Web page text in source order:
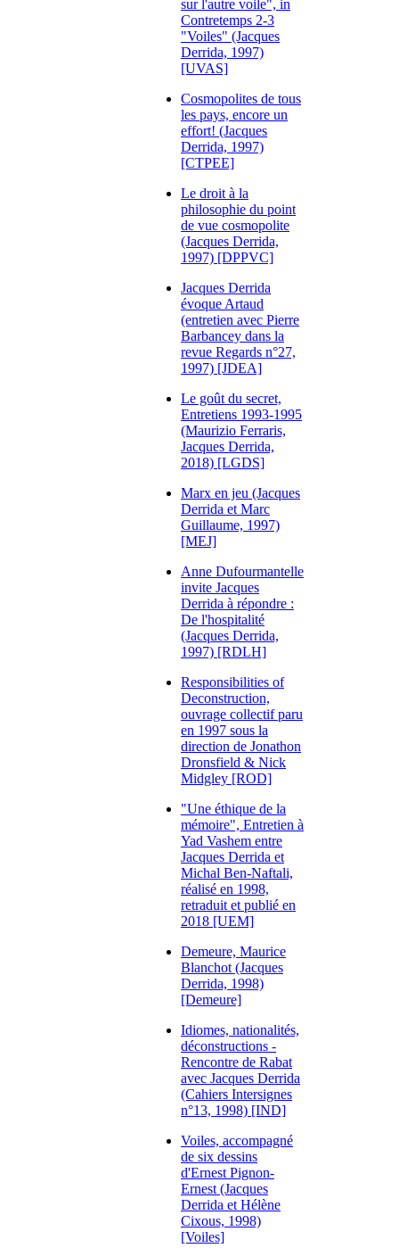
sur l'autre voile", in
Contretemps 2-3
"Voiles" (Jacques
Derrida, 1997)
[UVAS]
Cosmopolites de tous
les pays, encore un
effort! (Jacques
Derrida, 1997)
[CTPEE]
Le droit à la
philosophie du point
de vue cosmopolite
(Jacques Derrida,
1997) [DPPVC]
Jacques Derrida
évoque Artaud
(entretien avec Pierre
Barbancey dans la
revue Regards n°27,
1997) [JDEA]
Le goût du secret,
Entretiens 1993-1995
(Maurizio Ferraris,
Jacques Derrida,
2018) [LGDS]
Marx en jeu (Jacques
Derrida et Marc
Guillaume, 1997)
[MEJ]
Anne Dufourmantelle
invite Jacques
Derrida à répondre :
De l'hospitalité
(Jacques Derrida,
1997) [RDLH]
Responsibilities of
Deconstruction,
ouvrage collectif paru
en 1997 sous la
direction de Jonathon
Dronsfield & Nick
Midgley [ROD]
"Une éthique de la
mémoire", Entretien à
Yad Vashem entre
Jacques Derrida et
Michal Ben-Naftali,
réalisé en 1998,
retraduit et publié en
2018 [UEM]
Demeure, Maurice
Blanchot (Jacques
Derrida, 1998)
[Demeure]
Idiomes, nationalités,
déconstructions -
Rencontre de Rabat
avec Jacques Derrida
(Cahiers Intersignes
n°13, 1998) [IND]
Voiles, accompagné
de six dessins
d'Ernest Pignon-
Ernest (Jacques
Derrida et Hélène
Cixous, 1998)
[Voiles]